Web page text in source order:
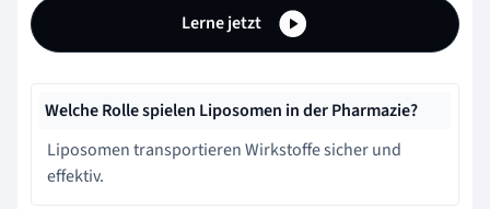
Lerne jetzt
Welche Rolle spielen Liposomen in der Pharmazie?
Liposomen transportieren Wirkstoffe sicher und
effektiv.